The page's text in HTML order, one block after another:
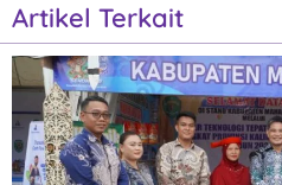
Artikel Terkait